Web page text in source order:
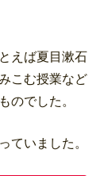
えば夏目漱石
こむ授業など
のでした。
ていました。